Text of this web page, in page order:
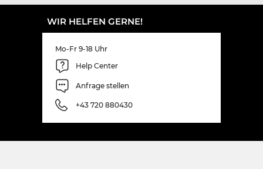
WIR HELFEN GERNE!
Mo-Fr 9-18 Uhr
Help Center
Anfrage stellen
+43 720 880430